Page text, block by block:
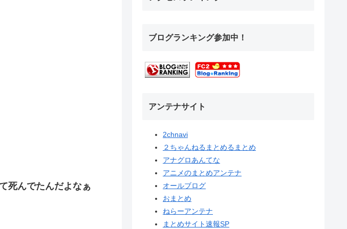
死んでたんだよなぁ
ブログランキング参加中！
アンテナサイト
2chnavi
２ちゃんねるまとめるまとめ
アナグロあんてな
アニメのまとめアンテナ
オールブログ
おまとめ
ねらーアンテナ
まとめサイト速報SP